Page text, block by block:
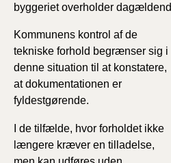
byggeriet overholder
Kommunens kontrol af de
tekniske forhold begrænser sig i
denne situation til at konstatere,
at dokumentationen er
fyldestgørende.
I de tilfælde, hvor forholdet ikke
længere kræver en tilladelse,